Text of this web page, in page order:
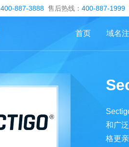
400-887-3888 售后热线： 400-887-1999
域名
首页
和广
格更